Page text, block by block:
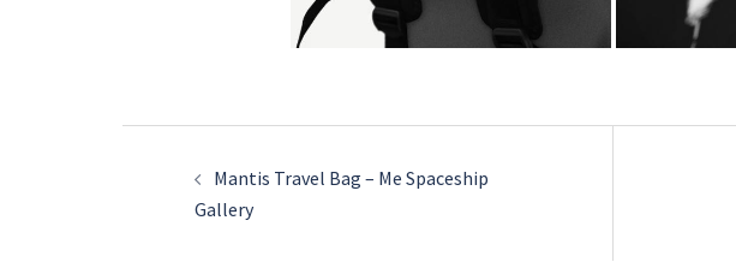
Mantis Travel Bag – Me Spaceship
Gallery